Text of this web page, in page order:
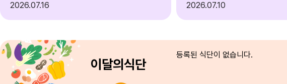
다. 운영방식:‘함께 학교’누리집 내 학생 수시 신
청하고, 진로·진학지도 전문성을 갖춘 현직 교사
(URL)
https://www.togetherschool.go.kr/consult
ing/consultingReqMain 라. 협조사항: 관내 중·
고등학교 누리집에 홍보자료 탑재 마. 관련문의:
2026 07.16 2026 07.10
이달의식단
등록된 식단이 없습니다.